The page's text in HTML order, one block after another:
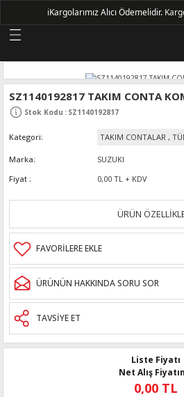
Geri Dön
SZ1140192817 TAKIM CONTA
Stok Kodu : SZ1140192817
Kategori TAKIM CONTALAR ,
Marka
SUZUKI
Fiyat
0,00 TL + KDV
ÜRÜN
ÜRÜNÜN HAKKINDA SORU SOR
TAVSİYE ET
Liste Fiyatı
Net Alış
0,00 TL
ℹ️Kargolarımız Alıcı Ödemelidir.